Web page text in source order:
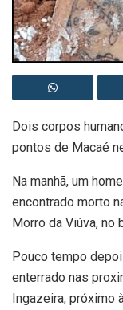
Dois corpos
pontos de Macaé
Na manhã, um
encontrado morto
Morro da Viúva, no
Pouco tempo
enterrado nas
Ingazeira, próximo